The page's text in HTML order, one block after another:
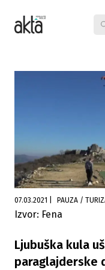
07.03.2021 PAUZA /
Izvor: Fena
Ljubuška kula
paraglajderske